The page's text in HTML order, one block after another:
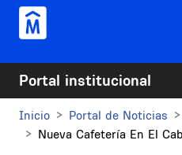
Pasar al contenido principal
Portal institucional
Inicio Portal de Noticias
Nueva Cafetería En El